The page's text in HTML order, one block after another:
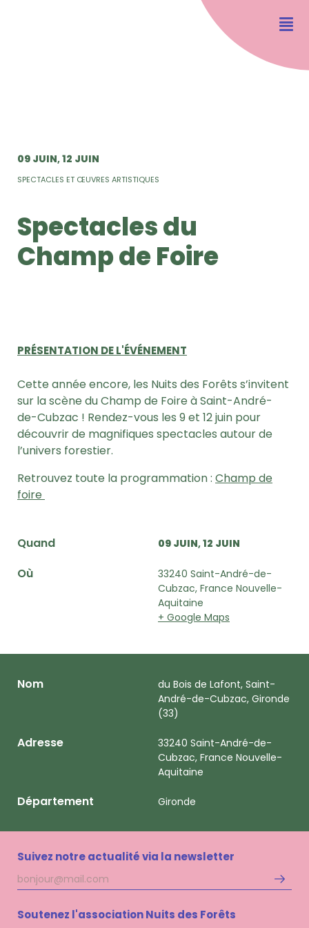
09 JUIN 12 JUIN
SPECTACLES ET ŒUVRES ARTISTIQUES
Spectacles du
Champ de Foire
PRÉSENTATION DE L'ÉVÉNEMENT
Cette année encore, les Nuits des Forêts s’invitent
sur la scène du Champ de Foire à Saint-André-
de-Cubzac ! Rendez-vous les 9 et 12 juin pour
découvrir de magnifiques spectacles autour de
l’univers forestier.
Retrouvez toute la programmation : Champ de
foire
Quand 09 JUIN 12 JUIN
Où
33240 Saint-André-de-
Cubzac, France Nouvelle-
Aquitaine
+ Google Maps
Nom
du Bois de Lafont, Saint-
André-de-Cubzac, Gironde
(33)
Adresse
33240 Saint-André-de-
Cubzac, France Nouvelle-
Aquitaine
Département Gironde
Suivez notre actualité via la newsletter
Adresse
mail
Soutenez l'association Nuits des Forêts